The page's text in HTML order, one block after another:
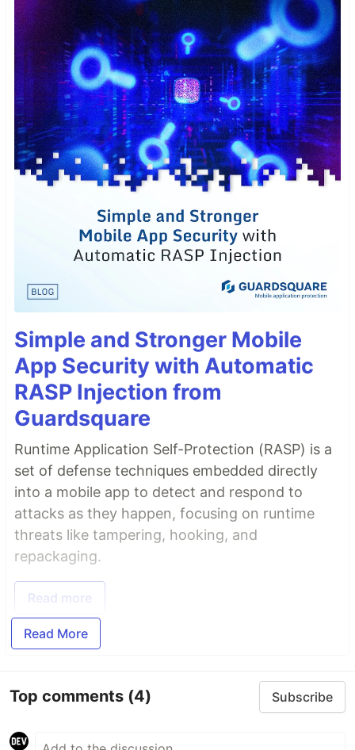
Simple and Stronger Mobile
App Security with Automatic
RASP Injection from
Guardsquare
Runtime Application Self-Protection (RASP) is a
set of defense techniques embedded directly
into a mobile app to detect and respond to
attacks as they happen, focusing on runtime
threats like tampering, hooking, and
repackaging.
Read more
Read More
Top comments (4) Subscribe